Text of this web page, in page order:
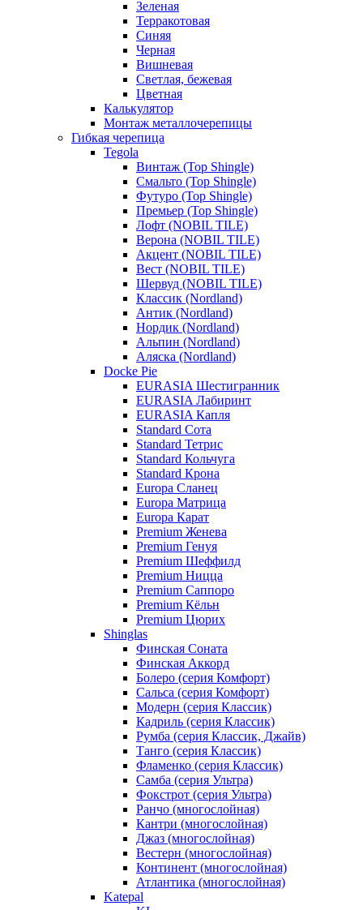
Зеленая
Терракотовая
Синяя
Черная
Вишневая
Светлая, бежевая
Цветная
Калькулятор
Монтаж металлочерепицы
Гибкая черепица
Tegola
Винтаж (Top Shingle)
Смальто (Top Shingle)
Футуро (Top Shingle)
Премьер (Top Shingle)
Лофт (NOBIL TILE)
Верона (NOBIL TILE)
Акцент (NOBIL TILE)
Вест (NOBIL TILE)
Шервуд (NOBIL TILE)
Классик (Nordland)
Антик (Nordland)
Нордик (Nordland)
Альпин (Nordland)
Аляска (Nordland)
Docke Pie
EURASIA Шестигранник
EURASIA Лабиринт
EURASIA Капля
Standard Сота
Standard Тетрис
Standard Кольчуга
Standard Крона
Europa Сланец
Europa Матрица
Europa Карат
Premium Женева
Premium Генуя
Premium Шеффилд
Premium Ницца
Premium Саппоро
Premium Кёльн
Premium Цюрих
Shinglas
Финская Соната
Финская Аккорд
Болеро (серия Комфорт)
Сальса (серия Комфорт)
Модерн (серия Классик)
Кадриль (серия Классик)
Румба (серия Классик, Джайв)
Танго (серия Классик)
Фламенко (серия Классик)
Самба (серия Ультра)
Фокстрот (серия Ультра)
Ранчо (многослойная)
Кантри (многослойная)
Джаз (многослойная)
Вестерн (многослойная)
Континент (многослойная)
Атлантика (многослойная)
Katepal